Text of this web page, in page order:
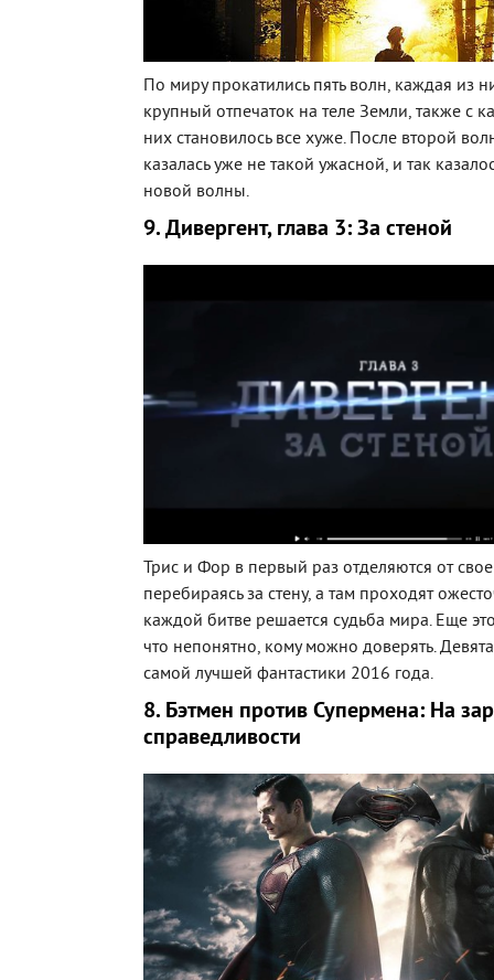
По миру прокатились пять волн, каждая из
крупный отпечаток на теле Земли, также с
них становилось все хуже. После второй
казалась уже не такой ужасной, и так
новой волны.
9. Дивергент, глава 3: За стеной
Трис и Фор в первый раз отделяются от
перебираясь за стену, а там проходят
каждой битве решается судьба мира. Еще это
что непонятно, кому можно доверять.
самой лучшей фантастики 2016 года.
8. Бэтмен против Супермена: На
справедливости